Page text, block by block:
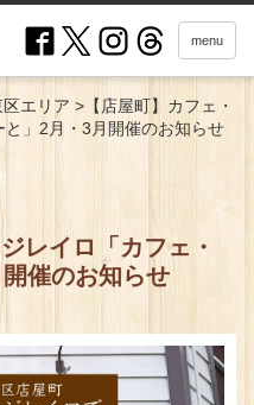
menu
エリア > 【店屋町】カフェ・
」2月・3月開催のお知らせ
レイロ「カフェ・
催のお知らせ